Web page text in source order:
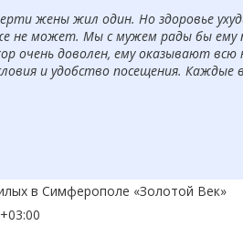
жены жил один. Но здоровье
не может. Мы с мужем рады бы ему
очень доволен, ему оказывают
и удобство посещения.
в Симферополе «Золотой Век»